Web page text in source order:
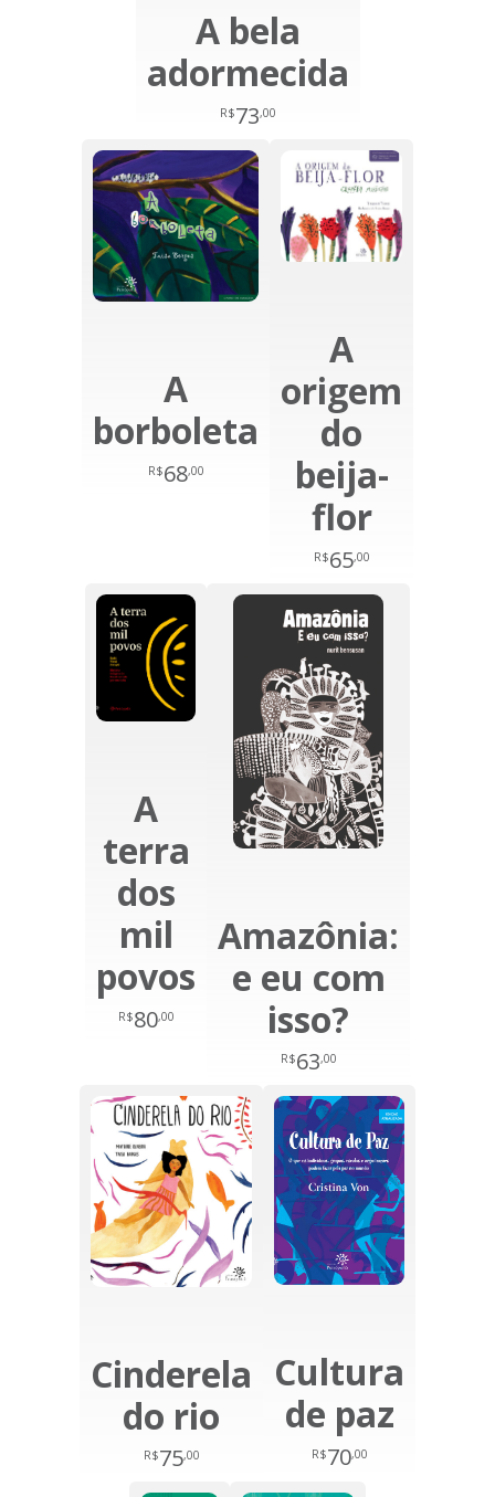
A bela
adormecida
R$73,00
A
borboleta
R$68,00
A
origem
do
beija-
flor
R$65,00
A
terra
dos
mil
povos
R$80,00
Amazônia:
e eu com
isso?
R$63,00
Cinderela
do rio
R$75,00
Cultura
de paz
R$70,00